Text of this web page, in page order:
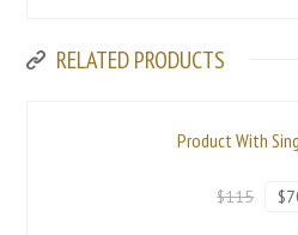
RELATED PRODUCTS
Product With
$115